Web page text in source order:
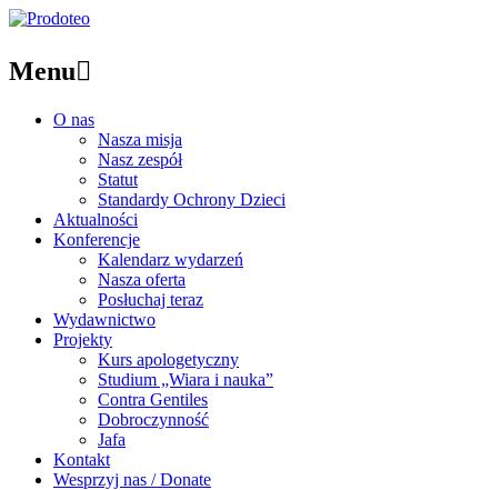
Menu
O nas
Nasza misja
Nasz zespół
Statut
Standardy Ochrony Dzieci
Aktualności
Konferencje
Kalendarz wydarzeń
Nasza oferta
Posłuchaj teraz
Wydawnictwo
Projekty
Kurs apologetyczny
Studium „Wiara i nauka”
Contra Gentiles
Dobroczynność
Jafa
Kontakt
Wesprzyj nas / Donate